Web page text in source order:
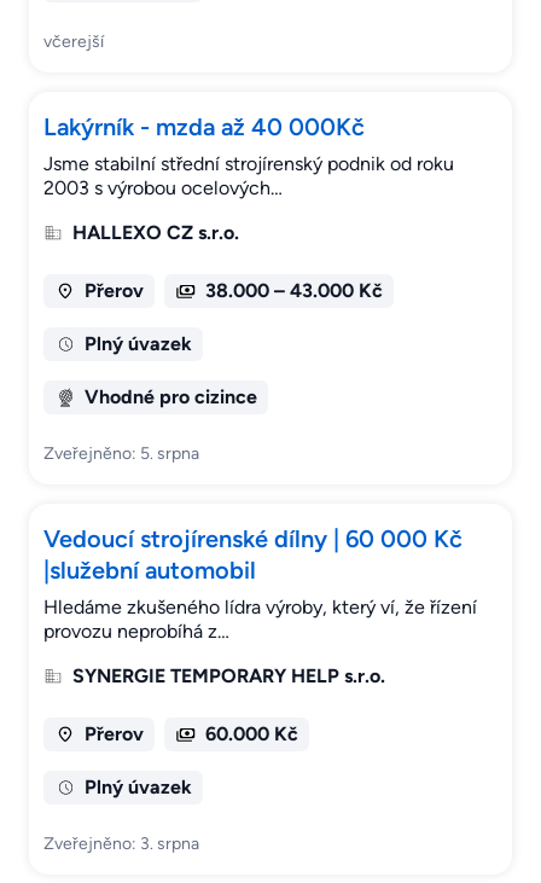
včerejší
Lakýrník - mzda až 40 000Kč
Jsme stabilní střední strojírenský podnik od roku
2003 s výrobou ocelových…
HALLEXO CZ s.r.o.
Přerov 38.000 – 43.000 Kč
Plný úvazek
Vhodné pro cizince
Zveřejněno: 5. srpna
Vedoucí strojírenské dílny | 60 000 Kč
|služební automobil
Hledáme zkušeného lídra výroby, který ví, že řízení
provozu neprobíhá z…
SYNERGIE TEMPORARY HELP s.r.o.
Přerov 60.000 Kč
Plný úvazek
Zveřejněno: 3. srpna